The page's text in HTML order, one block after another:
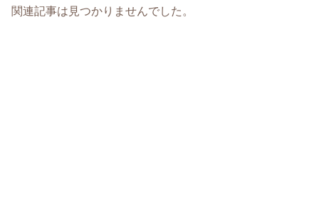
関連記事は見つかりませんでした。